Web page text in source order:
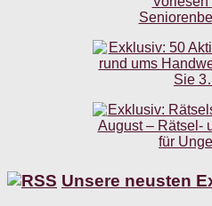
Unsere neusten